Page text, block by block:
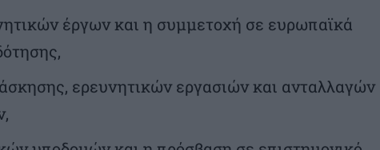
έργων και η συμμετοχή σε ευρωπαϊκά
ερευνητικών εργασιών και ανταλλαγών